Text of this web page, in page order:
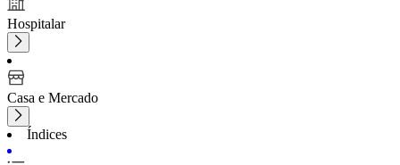
Hospitalar
Casa e Mercado
Índices